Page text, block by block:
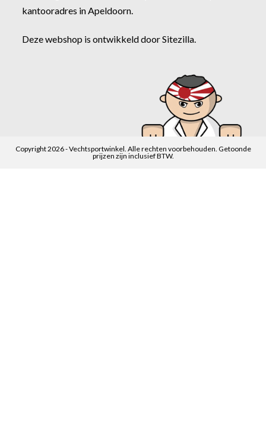
kantooradres in Apeldoorn.
Deze webshop is ontwikkeld doorSitezilla
Copyright 2026 - Vechtsportwinkel. Alle rechten voorbehouden. Getoonde
prijzen zijn inclusief BTW.